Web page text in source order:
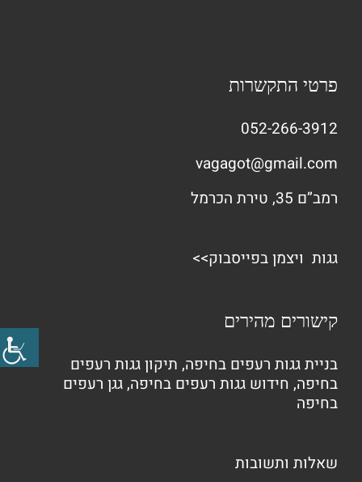
פרטי התקשרות
052-266-3912
vagagot@gmail.com
רמב”ם 35, טירת הכרמל
גגות ויצמן בפייסבוק>>
קישורים מהירים
בניית גגות רעפים בחיפה, תיקון גגות רעפים
בחיפה, חידוש גגות רעפים בחיפה,גגן רעפים
בחיפה
שאלות ותשובות